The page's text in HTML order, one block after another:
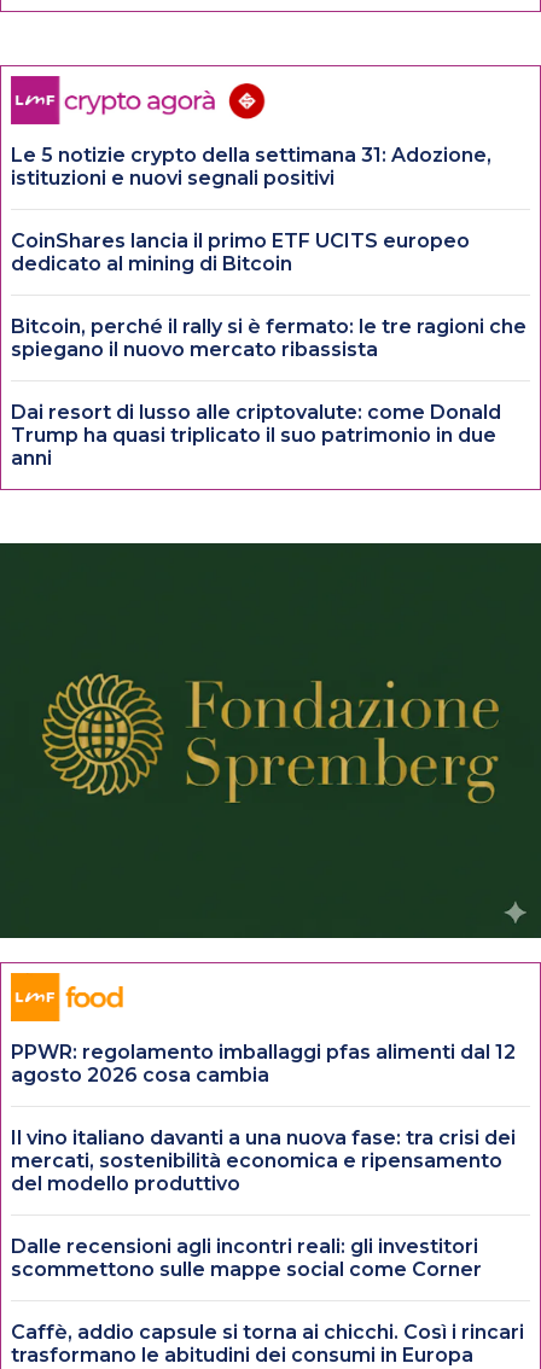
Le 5 notizie crypto della settimana 31: Adozione,
istituzioni e nuovi segnali positivi
CoinShares lancia il primo ETF UCITS europeo
dedicato al mining di Bitcoin
Bitcoin, perché il rally si è fermato: le tre ragioni che
spiegano il nuovo mercato ribassista
Dai resort di lusso alle criptovalute: come Donald
Trump ha quasi triplicato il suo patrimonio in due
anni
PPWR: regolamento imballaggi pfas alimenti dal 12
agosto 2026 cosa cambia
Il vino italiano davanti a una nuova fase: tra crisi dei
mercati, sostenibilità economica e ripensamento
del modello produttivo
Dalle recensioni agli incontri reali: gli investitori
scommettono sulle mappe social come Corner
Caffè, addio capsule si torna ai chicchi. Così i rincari
trasformano le abitudini dei consumi in Europa